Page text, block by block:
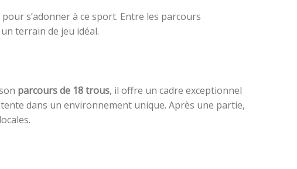
s’adonner à ce sport. Entre les parcours
terrain de jeu idéal.
parcours de 18 trous, il offre un cadre exceptionnel
dans un environnement unique. Après une partie,